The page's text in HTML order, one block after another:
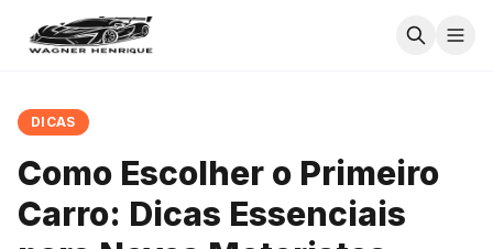
DICAS
Como Escolher o Primeiro
Carro: Dicas Essenciais